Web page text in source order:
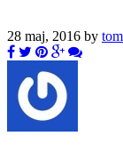
28 maj, 2016 by